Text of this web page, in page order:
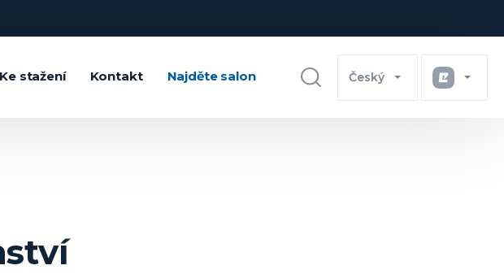
Ke stažení Kontakt Najděte salon Český